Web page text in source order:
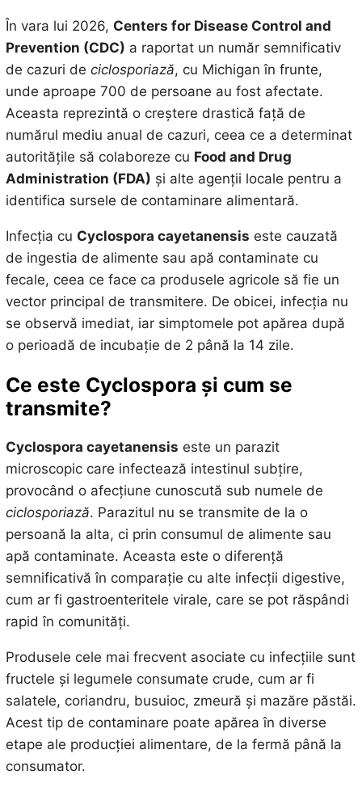
În vara lui 2026, Centers for Disease Control and
Prevention (CDC) a raportat un număr semnificativ
de cazuri de ciclosporiază, cu Michigan în frunte,
unde aproape 700 de persoane au fost afectate.
Aceasta reprezintă o creștere drastică față de
numărul mediu anual de cazuri, ceea ce a determinat
autoritățile să colaboreze cu Food and Drug
Administration (FDA) și alte agenții locale pentru a
identifica sursele de contaminare alimentară.
Infecția cu Cyclospora cayetanensis este cauzată
de ingestia de alimente sau apă contaminate cu
fecale, ceea ce face ca produsele agricole să fie un
vector principal de transmitere. De obicei, infecția nu
se observă imediat, iar simptomele pot apărea după
o perioadă de incubație de 2 până la 14 zile.
Ce este Cyclospora și cum se
transmite?
Cyclospora cayetanensis este un parazit
microscopic care infectează intestinul subțire,
provocând o afecțiune cunoscută sub numele de
ciclosporiază. Parazitul nu se transmite de la o
persoană la alta, ci prin consumul de alimente sau
apă contaminate. Aceasta este o diferență
semnificativă în comparație cu alte infecții digestive,
cum ar fi gastroenteritele virale, care se pot răspândi
rapid în comunități.
Produsele cele mai frecvent asociate cu infecțiile sunt
fructele și legumele consumate crude, cum ar fi
salatele, coriandru, busuioc, zmeură și mazăre păstăi.
Acest tip de contaminare poate apărea în diverse
etape ale producției alimentare, de la fermă până la
consumator.